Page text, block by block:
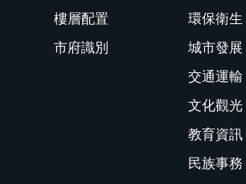
樓層配置
市府識別
環保衛生
城市發展
交通運輸
文化觀光
教育資訊
民族事務